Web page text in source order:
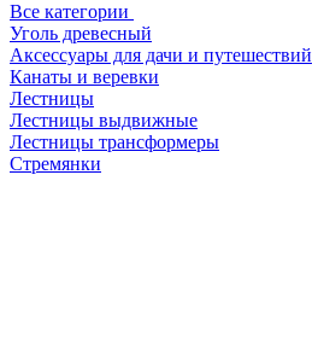
Все категории
Уголь древесный
Аксессуары для дачи и путешествий
Канаты и веревки
Лестницы
Лестницы выдвижные
Лестницы трансформеры
Стремянки